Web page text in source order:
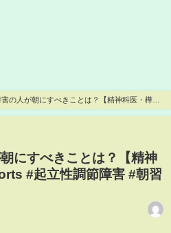
の人が朝にすべきことは？【精神科医・樺沢
にすべきことは？【精神
#起立性調節障害 #朝習